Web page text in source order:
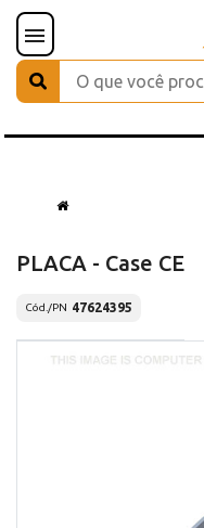
PLACA - Case CE
Cód./PN 47624395